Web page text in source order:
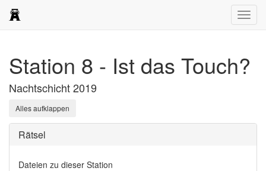
öffnen
Station 8 - Ist das Touch?
Nachtschicht 2019
Alles aufklappen
Rätsel
Dateien zu dieser Station